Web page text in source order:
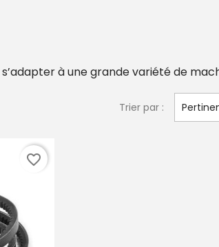
à une grande variété de
Trier par :
favorite_border